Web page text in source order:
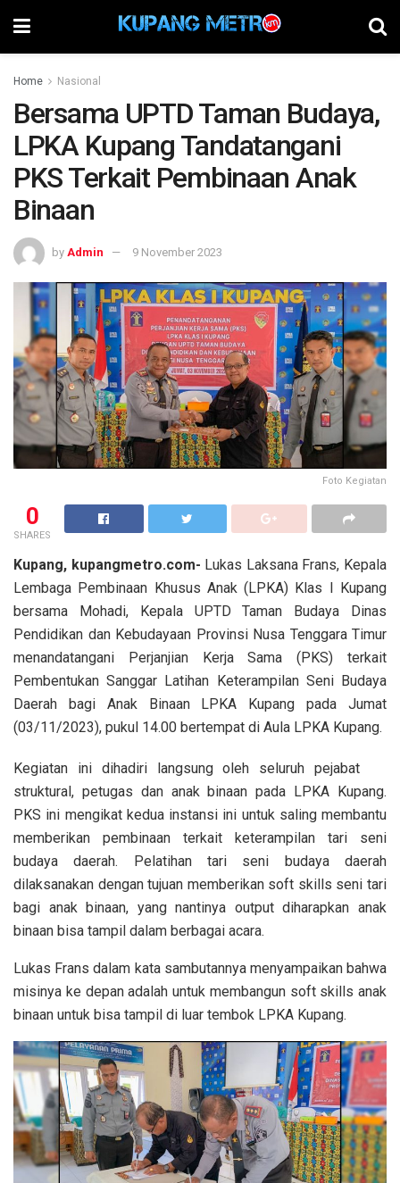
Home Nasional
Bersama UPTD Taman Budaya,
LPKA Kupang Tandatangani
PKS Terkait Pembinaan Anak
Binaan
by Admin 9 November 2023
Foto Kegiatan
0
SHARES
Kupang, kupangmetro.com- Lukas Laksana Frans, Kepala
Lembaga Pembinaan Khusus Anak (LPKA) Klas I Kupang
bersama Mohadi, Kepala UPTD Taman Budaya Dinas
Pendidikan dan Kebudayaan Provinsi Nusa Tenggara Timur
menandatangani Perjanjian Kerja Sama (PKS) terkait
Pembentukan Sanggar Latihan Keterampilan Seni Budaya
Daerah bagi Anak Binaan LPKA Kupang pada Jumat
(03/11/2023), pukul 14.00 bertempat di Aula LPKA Kupang.
Kegiatan ini dihadiri langsung oleh seluruh pejabat
struktural, petugas dan anak binaan pada LPKA Kupang.
PKS ini mengikat kedua instansi ini untuk saling membantu
memberikan pembinaan terkait keterampilan tari seni
budaya daerah. Pelatihan tari seni budaya daerah
dilaksanakan dengan tujuan memberikan soft skills seni tari
bagi anak binaan, yang nantinya output diharapkan anak
binaan bisa tampil dalam berbagai acara.
Lukas Frans dalam kata sambutannya menyampaikan bahwa
misinya ke depan adalah untuk membangun soft skills anak
binaan untuk bisa tampil di luar tembok LPKA Kupang.